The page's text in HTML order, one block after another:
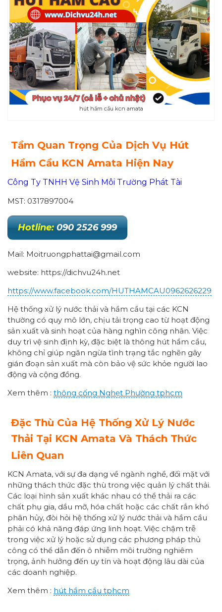
hút hầm cầu kcn amata
Tầm Quan Trọng Của Dịch Vụ Hút
Hầm Cầu KCN Amata Hiện Nay
Công Ty TNHH Vệ Sinh Môi Trường Phát Tài
MST: 0317897004
Hotline: 090 2526 999
Mail: Moitruongphattai@gmail.com
website: https://dichvu24h.net
https://www.facebook.com/HUTHAMCAU0962626229
Hệ thống xử lý nước thải và hầm cầu tại các KCN
thường có quy mô lớn, chịu tải trọng cao từ hoạt động
sản xuất và sinh hoạt của hàng nghìn công nhân. Việc
duy trì vệ sinh định kỳ, đặc biệt là thông hút hầm cầu,
không chỉ giúp ngăn ngừa tình trạng tắc nghẽn gây
gián đoạn sản xuất mà còn bảo vệ sức khỏe người lao
động và cộng đồng.
Xem thêm : thông cống Nghẹt Phường tphcm
Đặc Thù Của Hệ Thống Xử Lý Nước
Thải Tại KCN Amata Và Thách Thức
Liên Quan
KCN Amata, với sự đa dạng về ngành nghề, đối mặt với
những thách thức đặc thù trong việc quản lý chất thải.
Các loại hình sản xuất khác nhau có thể thải ra các
chất phụ gia, dầu mỡ, hóa chất hoặc các chất rắn khó
phân hủy, đòi hỏi hệ thống xử lý nước thải và hầm cầu
phải có khả năng đáp ứng linh hoạt. Việc chậm trễ
trong việc xử lý hoặc sử dụng các phương pháp thủ
công có thể dẫn đến ô nhiễm môi trường nghiêm
trọng, ảnh hưởng đến uy tín và hoạt động lâu dài của
các doanh nghiệp.
Xem thêm : hút hầm cầu tphcm